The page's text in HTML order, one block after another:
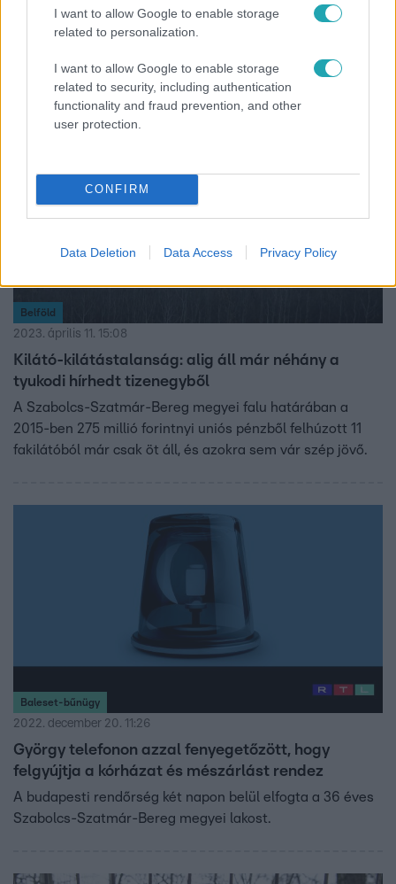
I want to allow Google to enable storage
related to personalization.
I want to allow Google to enable storage
related to security, including authentication
functionality and fraud prevention, and other
user protection.
CONFIRM
Data Deletion Data Access Privacy Policy
Geszteréd határában. Az egyik sofőr előzés közben
elvesztette uralmát kocsija felett, fának csapódott, majd
másik autónak. A hibázó 23 éves sofőrt súlyos
sérülésekkel, mentőhelikopterrel vitték kórházba.
Belföld
2023. április 11. 15:08
Kilátó-kilátástalanság: alig áll már néhány a
tyukodi hírhedt tizenegyből
A Szabolcs-Szatmár-Bereg megyei falu határában a
2015-ben 275 millió forintnyi uniós pénzből felhúzott 11
fakilátóból már csak öt áll, és azokra sem vár szép jövő.
Baleset-bűnügy
2022. december 20. 11:26
György telefonon azzal fenyegetőzött, hogy
felgyújtja a kórházat és mészárlást rendez
A budapesti rendőrség két napon belül elfogta a 36 éves
Szabolcs-Szatmár-Bereg megyei lakost.